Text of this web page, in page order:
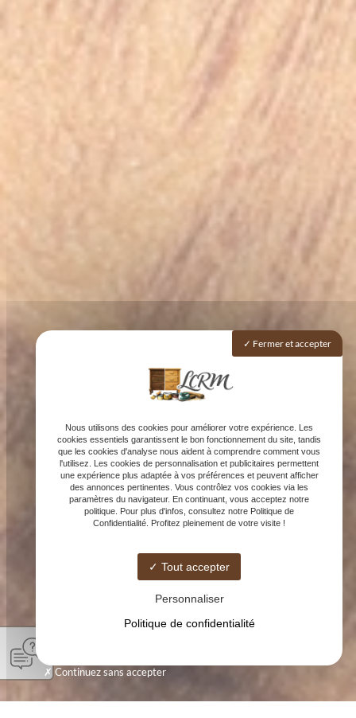
Fermer et accepter
Nous utilisons des cookies pour améliorer votre expérience. Les
cookies essentiels garantissent le bon fonctionnement du site, tandis
que les cookies d'analyse nous aident à comprendre comment vous
l'utilisez. Les cookies de personnalisation et publicitaires permettent
une expérience plus adaptée à vos préférences et peuvent afficher
des annonces pertinentes. Vous contrôlez vos cookies via les
paramètres du navigateur. En continuant, vous acceptez notre
politique. Pour plus d'infos, consultez notre Politique de
Confidentialité. Profitez pleinement de votre visite !
Tout accepter
Personnaliser
Politique de confidentialité
Continuez sans accepter